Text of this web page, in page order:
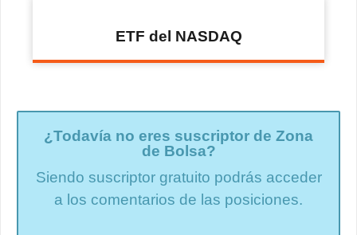
ETF del NASDAQ
¿Todavía no eres suscriptor de Zona
de Bolsa?
Siendo suscriptor gratuito podrás acceder
a los comentarios de las posiciones.